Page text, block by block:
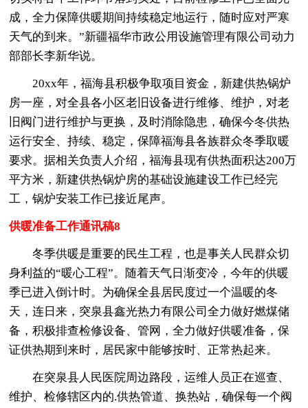
成，全力保障供暖期间持续稳定地运行，随时应对严寒
天气的到来。”新疆福华市政公用设施管理有限公司动力
部部长李新华说。
20xx年，福海县积极争取项目资金，新建供热锅炉
房一座，对全县各小区老旧设备进行维修、维护，对老
旧阀门进行维护与更换，及时消除隐患，确保今冬供热
运行安全、持续、稳定，保障福海县各族群众冬季取暖
要求。据相关负责人介绍，福海县现有供热面积达200万
平方米，新建供热锅炉房的基础设施建设工作已经完
工，锅炉安装工作已接近尾声。
供暖准备工作通讯稿8
冬季供暖是重要的民生工程，也是事关人民群众切
身利益的“暖心工程”。随着天气日渐变冷，今年的供暖
季已进入倒计时。为确保全县居民度过一个温暖的冬
天，连日来，突泉县鑫光热力有限公司全力做好燃煤储
备，积极排查检修设备、管网，全力做好供暖准备，保
证供热期到来时，居民家中能够按时、正常热起来。
在突泉县人民医院周边路段，运维人员正在巡查、
维护、检修辖区内的.供热管道、换热站，确保每一个阀